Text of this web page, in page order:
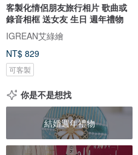
客製化情侶朋友旅行相片 歌曲或
錄音相框 送女友 生日 週年禮物
IGREAN艾綠繪
NT$ 829
可客製
你是不是想找
結婚週年禮物